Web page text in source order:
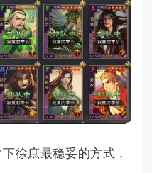
徐庶最稳妥的方式，